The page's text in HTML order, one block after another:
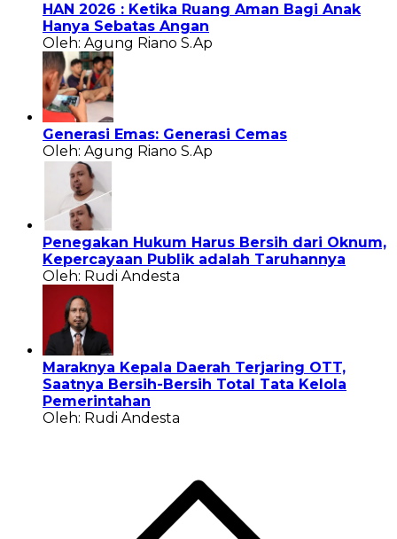
HAN 2026 : Ketika Ruang Aman Bagi Anak
Hanya Sebatas Angan
Oleh: Agung Riano S.Ap
Generasi Emas: Generasi Cemas
Oleh: Agung Riano S.Ap
Penegakan Hukum Harus Bersih dari Oknum,
Kepercayaan Publik adalah Taruhannya
Oleh: Rudi Andesta
Maraknya Kepala Daerah Terjaring OTT,
Saatnya Bersih-Bersih Total Tata Kelola
Pemerintahan
Oleh: Rudi Andesta